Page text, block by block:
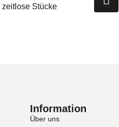
zeitlose Stücke
Information
Über uns